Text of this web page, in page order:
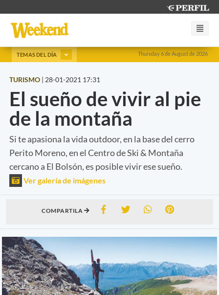
Thursday 6 de August de 2026
TEMAS DEL DÍA
TURISMO | 28-01-2021 17:31
El sueño de vivir al pie
de la montaña
Si te apasiona la vida outdoor, en la base del cerro
Perito Moreno, en el Centro de Ski & Montaña
cercano a El Bolsón, es posible vivir ese sueño.
Ver galería de imágenes
COMPARTILA